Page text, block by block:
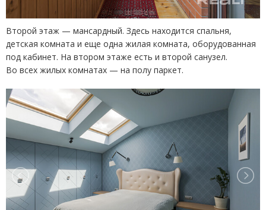
Второй этаж — мансардный. Здесь находится спальня,
детская комната и еще одна жилая комната, оборудованная
под кабинет. На втором этаже есть и второй санузел.
Во всех жилых комнатах — на полу паркет.